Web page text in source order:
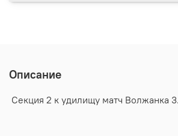
Описание
Секция 2 к удилищу матч Волжанка